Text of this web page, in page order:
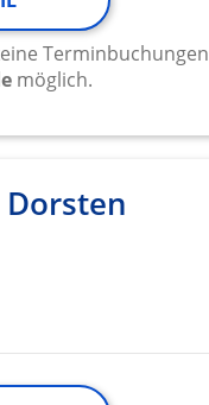
Terminbuchungen
möglich.